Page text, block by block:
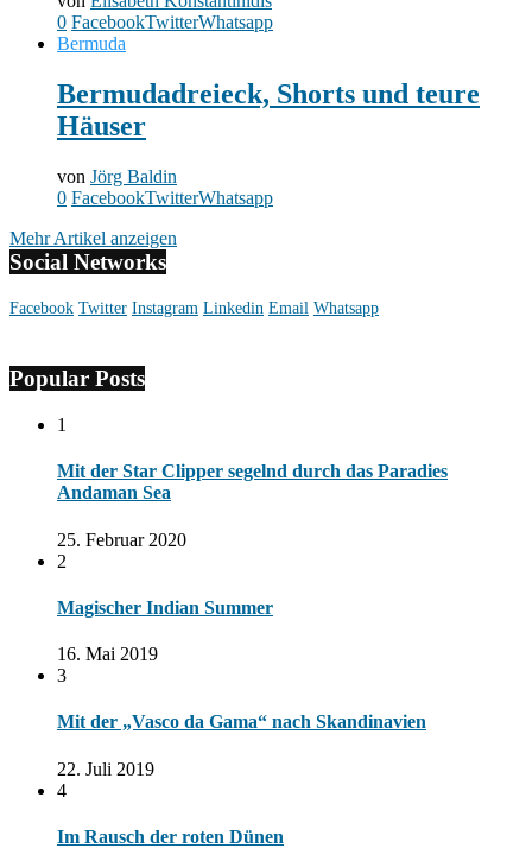
0 FacebookTwitterWhatsapp
Bermuda
Bermudadreieck, Shorts und teure
Häuser
von Jörg Baldin
0 FacebookTwitterWhatsapp
Mehr Artikel anzeigen
Social Networks
Facebook Twitter Instagram Linkedin Email Whatsapp
Popular Posts
1
Mit der Star Clipper segelnd durch das Paradies
Andaman Sea
25. Februar 2020
2
Magischer Indian Summer
16. Mai 2019
3
Mit der „Vasco da Gama“ nach Skandinavien
22. Juli 2019
4
Im Rausch der roten Dünen